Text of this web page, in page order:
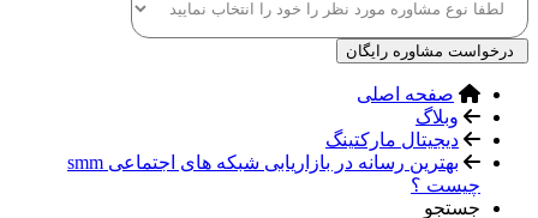
درخواست مشاوره رایگان
صفحه اصلی
وبلاگ
دیجیتال مارکتینگ
بهترین رسانه در بازاریابی شبکه های اجتماعی smm
چیست ؟
جستجو